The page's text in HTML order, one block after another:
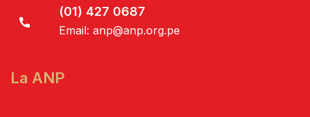
(01) 427 0687
Email: anp@anp.org.pe
La ANP